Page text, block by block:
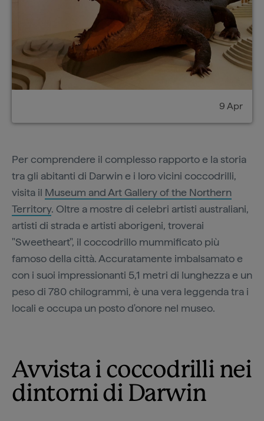
9 Apr
Per comprendere il complesso rapporto e la storia
tra gli abitanti di Darwin e i loro vicini coccodrilli,
visita il Museum and Art Gallery of the Northern
Territory. Oltre a mostre di celebri artisti australiani,
artisti di strada e artisti aborigeni, troverai
"Sweetheart", il coccodrillo mummificato più
famoso della città. Accuratamente imbalsamato e
con i suoi impressionanti 5,1 metri di lunghezza e un
peso di 780 chilogrammi, è una vera leggenda tra i
locali e occupa un posto d'onore nel museo.
Avvista i coccodrilli nei
dintorni di Darwin